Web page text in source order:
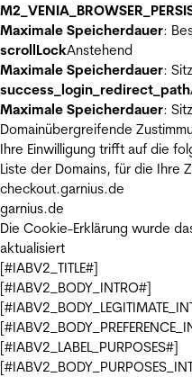
Maximale Speicherdauer:
scrollLockAnstehend
Maximale Speicherdauer:
success_login_redirect_path
Maximale Speicherdauer:
Domainübergreifende
Ihre Einwilligung trifft auf die
Liste der Domains, für die Ihre
checkout.garnius.de
garnius.de
Die Cookie-Erklärung wurde
aktualisiert
[#IABV2_TITLE#]
[#IABV2_BODY_INTRO#]
[#IABV2_LABEL_PURPOSES#]